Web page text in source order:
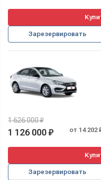
Зарезервировать
1 626 000 ₽
1 126 000 ₽ от 14
Зарезервировать